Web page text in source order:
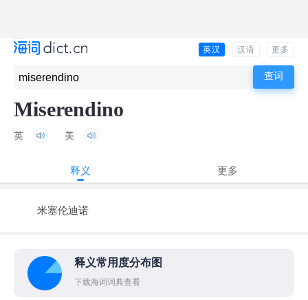
英汉 汉语 更多
Miserendino
英 美
释义 更多
米塞伦迪诺
释义常用度分布图
下载海词词典查看